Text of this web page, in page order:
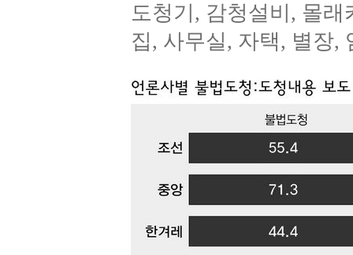
도청기, 감청설비, 몰
집, 사무실, 자택, 별장,